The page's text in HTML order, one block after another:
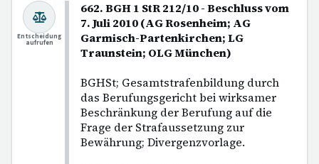
662. BGH 1 StR 212/10 - Beschluss vom
7. Juli 2010 (AG Rosenheim; AG
Garmisch-Partenkirchen; LG
Traunstein; OLG München)
BGHSt; Gesamtstrafenbildung durch
das Berufungsgericht bei wirksamer
Beschränkung der Berufung auf die
Frage der Strafaussetzung zur
Bewährung; Divergenzvorlage.
Entscheidung
aufrufen